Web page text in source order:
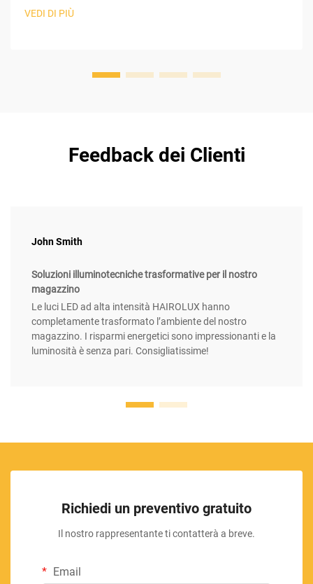
necessaria al loro funzionamento. All'inizio del processo, il
VEDI DI PIÙ
Feedback dei Clienti
John Smith
Soluzioni illuminotecniche trasformative per il nostro
magazzino
Le luci LED ad alta intensità HAIROLUX hanno
completamente trasformato l’ambiente del nostro
magazzino. I risparmi energetici sono impressionanti e la
luminosità è senza pari. Consigliatissime!
Richiedi un preventivo gratuito
Il nostro rappresentante ti contatterà a breve.
Email